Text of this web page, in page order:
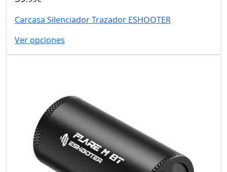
Carcasa Silenciador Trazador ESHOOTER
Ver opciones